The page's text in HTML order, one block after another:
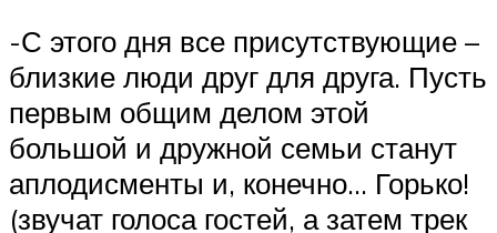
-С этого дня все присутствующие –
близкие люди друг для друга. Пусть
первым общим делом этой
большой и дружной семьи станут
аплодисменты и, конечно… Горько!
(звучат голоса гостей, а затем трек